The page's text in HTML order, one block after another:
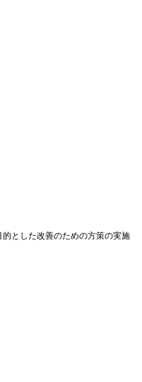
とした改善のための方策の実施